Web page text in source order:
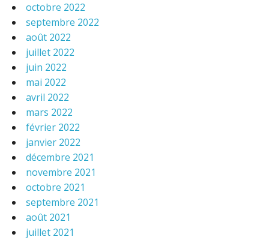
octobre 2022
septembre 2022
août 2022
juillet 2022
juin 2022
mai 2022
avril 2022
mars 2022
février 2022
janvier 2022
décembre 2021
novembre 2021
octobre 2021
septembre 2021
août 2021
juillet 2021